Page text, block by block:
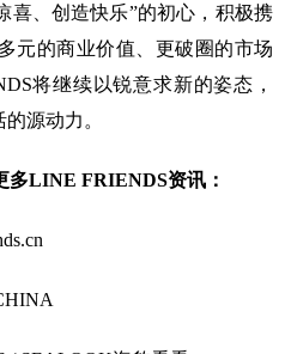
喜、创造快乐”的初心，积极携
元的商业价值、更破圈的市场
将继续以锐意求新的姿态，
源动力。
多LINE FRIENDS资讯：